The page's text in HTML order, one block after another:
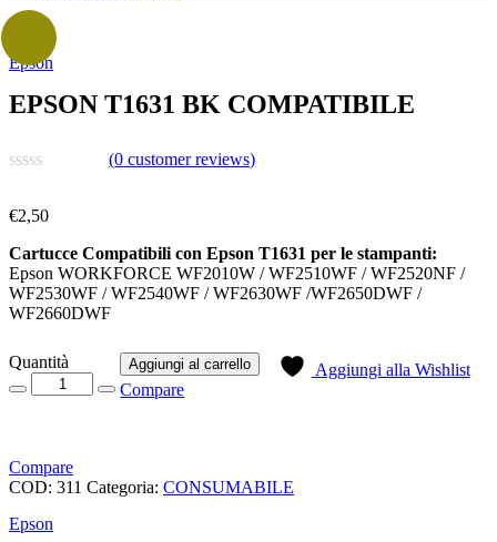
Epson
EPSON T1631 BK COMPATIBILE
(0 customer reviews)
€2,50
Cartucce Compatibili con Epson T1631 per le stampanti:
Epson WORKFORCE WF2010W / WF2510WF / WF2520NF /
WF2530WF / WF2540WF / WF2630WF /WF2650DWF /
WF2660DWF
Quantità Aggiungi al carrello
Aggiungi alla Wishlist
Compare
Compare
COD: 311 Categoria: CONSUMABILE
Epson